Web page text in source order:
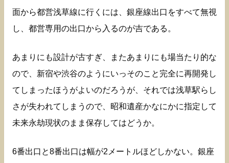
面から都営浅草線に行くには、銀座線出口をすべて無視
し、都営専用の出口から入るのが吉である。
あまりにも設計が古すぎ、またあまりにも場当たり的な
ので、新宿や渋谷のようにいっそのこと完全に再開発し
てしまったほうがよいのだろうが、それでは浅草駅らし
さが失われてしまうので、昭和遺産かなにかに指定して
未来永劫現状のまま保存してはどうか。
6番出口と8番出口は幅が2メートルほどしかない。銀座